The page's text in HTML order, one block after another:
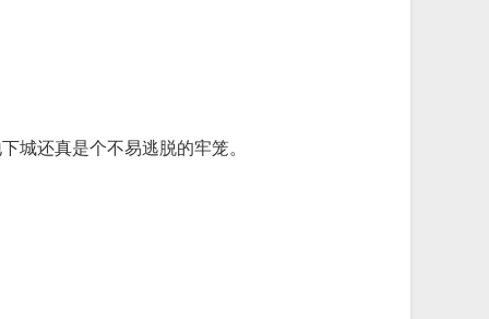
城还真是个不易逃脱的牢笼。